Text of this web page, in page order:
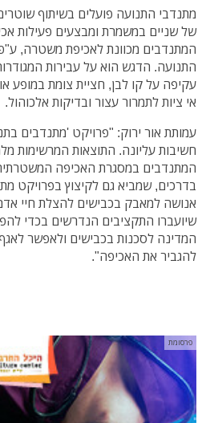
מתנדבי התנועה פועלים בשיתוף
של שניים במשמרת ומבצעים פעילות
המתנדבים מכוונת לאכיפת משטרה,
התנועה. הדגש הוא על עבירות
עקיפה על קו לבן, חציית צומת במופע
אי ציות לתמרור עצור ובדיקות אלכוהול.
עמותת אור ירוק: "פרויקט 'מתנדבים
חשיבות עליונה. התוצאות המרשימות
המתנדבים במסגרת האכיפה
בדרכים, שמביא גם לקיצוץ בפרויקט
אנושה למאבק בכבישים להצלת חיי
שיועברו התקציבים הנדרשים בכדי
המדינה לסכנות בכבישים ולאפשר
להגביר את האכיפה".
פרסומת